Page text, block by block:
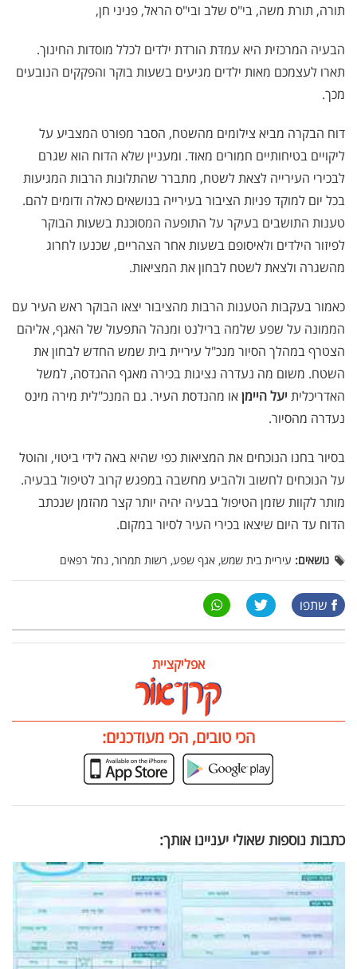
תורה, תורת משה, בי"ס שלב ובי"ס הראל, פניני חן,
הבעיה המרכזית היא עמדת הורדת ילדים לכלל מוסדות החינוך.
תארו לעצמכם מאות ילדים מגיעים בשעות בוקר והפקקים הנובעים
מכך.
דוח הבקרה מביא צילומים מהשטח, הסבר מפורט המצביע על
ליקויים בטיחותיים חמורים מאוד. ומעניין שלא הדוח הוא שגרם
לבכירי העירייה לצאת לשטח, מתברר שהתלונות הרבות המגיעות
בכל יום למוקד פניות הציבור בעירייה בנושאים כאלה ודומים להם.
טענות התושבים בעיקר על התופעה המסוכנת בשעות הבוקר
לפיזור הילדים ולאיסופם בשעות אחר הצהריים, שכנעו לחרוג
מהשגרה ולצאת לשטח לבחון את המציאות.
כאמור בעקבות הטענות הרבות מהציבור יצאו הבוקר ראש העיר עם
הממונה על שפע שלמה ברילנט ומנהל התפעול של האגף, אליהם
הצטרף במהלך הסיור מנכ"ל עיריית בית שמש החדש לבחון את
השטח. משום מה נעדרה נציגות בכירה מאגף ההנדסה, למשל
האדריכלית יעל היימןאו מהנדסת העיר. גם המנכ"לית מירה מינס
נעדרה מהסיור.
בסיור בחנו הנוכחים את המציאות כפי שהיא באה לידי ביטוי, והוטל
על הנוכחים לחשוב ולהביע מחשבה במפגש קרוב לטיפול בבעיה.
מותר לקוות שזמן הטיפול בבעיה יהיה יותר קצר מהזמן שנכתב
הדוח עד היום שיצאו בכירי העיר לסיור במקום.
נושאים: עיריית בית שמש, אגף שפע, רשות תמרור, נחל רפאים
שתפו
אפליקציית
הכי טובים, הכי מעודכנים:
כתבות נוספות שאולי יעניינו אותך: